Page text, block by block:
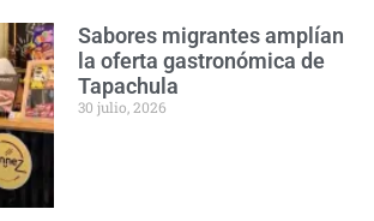
Sabores migrantes amplían
la oferta gastronómica de
Tapachula
30 julio, 2026